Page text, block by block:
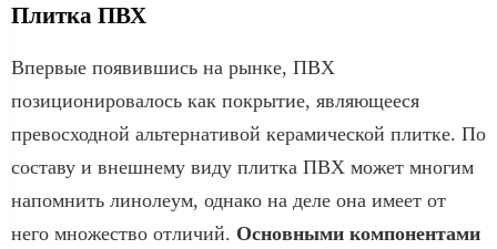
Плитка ПВХ
Впервые появившись на рынке, ПВХ
позиционировалось как покрытие, являющееся
превосходной альтернативой керамической плитке. По
составу и внешнему виду плитка ПВХ может многим
напомнить линолеум, однако на деле она имеет от
него множество отличий. Основными компонентами